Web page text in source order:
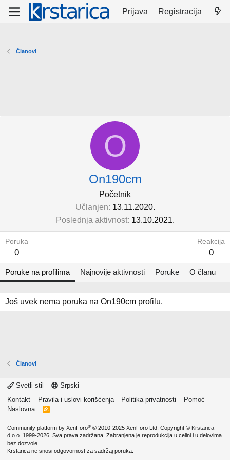
Prijava Registracija
Članovi
O
On190cm
Početnik
Učlanjen 13.11.2020.
Poslednja aktivnost 13.10.2021.
Poruka
0
Reakcija
0
Poruke na profilima Najnovije aktivnosti Poruke O članu
Još uvek nema poruka na On190cm profilu.
Članovi
Svetli stil
Srpski
Kontakt
Pravila i uslovi korišćenja Politika privatnosti
Pomoć
Naslovna
R
Community platform by XenForo® © 2010-2025 XenForo Ltd. Copyright © Krstarica
d.o.o. 1999-2026. Sva prava zadržana. Zabranjena je reprodukcija u celini i u delovima
bez dozvole.
Krstarica ne snosi odgovornost za sadržaj poruka.